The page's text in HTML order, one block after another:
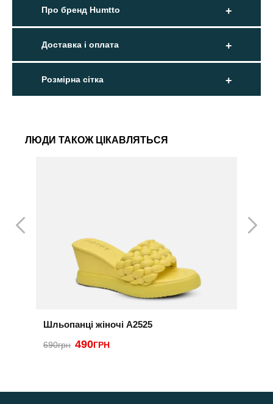
Про бренд Humtto
Доставка і оплата
Розмірна сітка
ЛЮДИ ТАКОЖ ЦІКАВЛЯТЬСЯ
Шльопанці жіночі A2525
690грн 490ГРН